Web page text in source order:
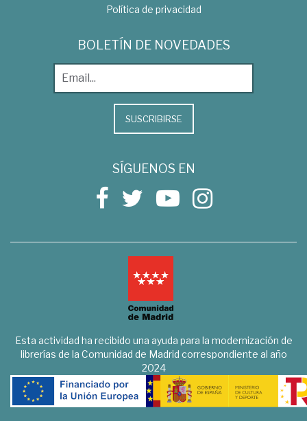
Política de privacidad
BOLETÍN DE NOVEDADES
SUSCRIBIRSE
SÍGUENOS EN
Esta actividad ha recibido una ayuda para la modernización de
librerías de la Comunidad de Madrid correspondiente al año
2024